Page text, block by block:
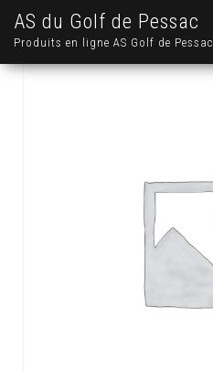
AS du Golf de Pessac
Produits en ligne AS Golf de Pessac